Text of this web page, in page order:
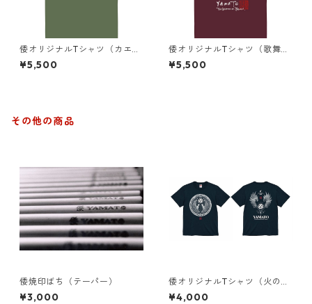
倭オリジナルTシャツ（カエ
ル）緑+ビンテージ加工
¥5,500
倭オリジナルTシャツ（歌舞
伎）エンジ+ビンテージ加工
¥5,500
その他の商品
倭焼印ばち（テーパー）
¥3,000
倭オリジナルTシャツ（火の
鳥）2色
¥4,000